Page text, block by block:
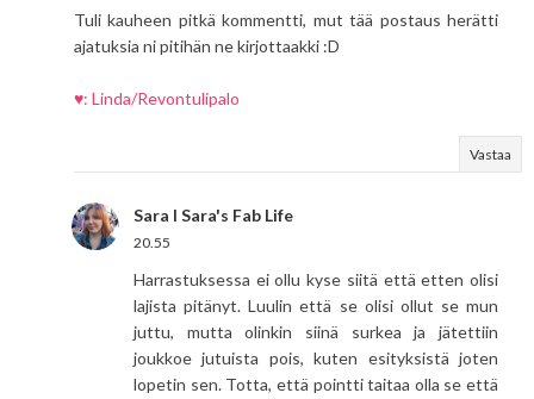
Tuli kauheen pitkä kommentti, mut tää postaus herätti
ajatuksia ni pitihän ne kirjottaakki :D
♥: Linda/Revontulipalo
Vastaa
Sara I Sara's Fab Life
20.55
Harrastuksessa ei ollu kyse siitä että etten olisi
lajista pitänyt. Luulin että se olisi ollut se mun
juttu, mutta olinkin siinä surkea ja jätettiin
joukkoe jutuista pois, kuten esityksistä joten
lopetin sen. Totta, että pointti taitaa olla se että